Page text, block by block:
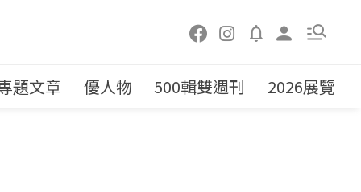
題文章 優人物 500輯雙週刊 2026展覽